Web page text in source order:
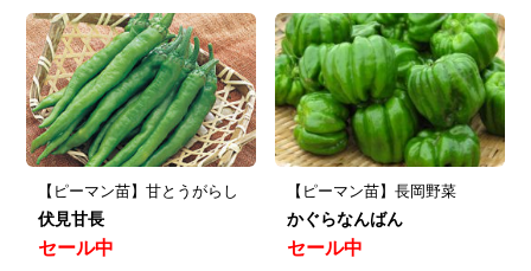
【ピーマン苗】甘とうがらし
伏見甘長
セール中
【ピーマン苗】長岡野菜
かぐらなんばん
セール中